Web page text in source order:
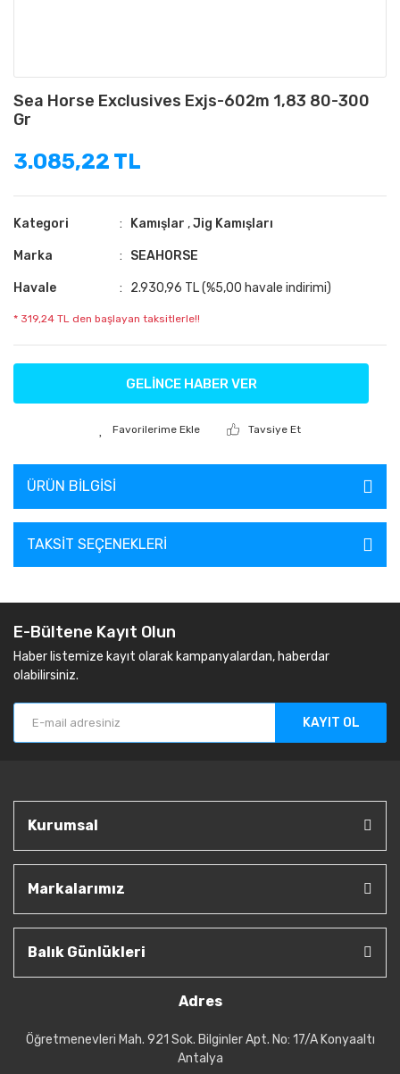
Sea Horse Exclusives Exjs-602m 1,83 80-300
Gr
3.085,22 TL
Kategori Kamışlar ,Jig Kamışları
Marka SEAHORSE
Havale 2.930,96 TL (%5,00 havale indirimi)
* 319,24 TL den başlayan taksitlerle!!
GELİNCE HABER VER
Tavsiye Et
ÜRÜN BILGISI
TAKSIT SEÇENEKLERI
E-Bültene Kayıt Olun
Haber listemize kayıt olarak kampanyalardan, haberdar
olabilirsiniz.
KAYIT OL
Kurumsal
Markalarımız
Balık Günlükleri
Adres
Öğretmenevleri Mah. 921 Sok. Bilginler Apt. No: 17/A Konyaaltı
Antalya